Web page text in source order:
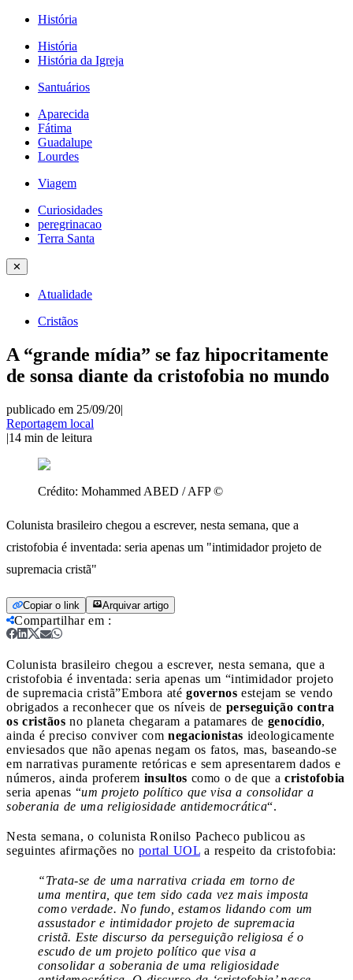
História
História
História da Igreja
Santuários
Aparecida
Fátima
Guadalupe
Lourdes
Viagem
Curiosidades
peregrinacao
Terra Santa
✕
Atualidade
Cristãos
A “grande mídia” se faz hipocritamente
de sonsa diante da cristofobia no mundo
publicado em 25/09/20|
Reportagem local
|14 min de leitura
Crédito: Mohammed ABED / AFP ©
Colunista brasileiro chegou a escrever, nesta semana, que a
cristofobia é inventada: seria apenas um "intimidador projeto de
supremacia cristã"
Copiar o link Arquivar artigo
Compartilhar em :
Colunista brasileiro chegou a escrever, nesta semana, que a
cristofobia é inventada: seria apenas um “intimidador projeto
de supremacia cristã”Embora até governos estejam se vendo
obrigados a reconhecer que os níveis de perseguição contra
os cristãos no planeta chegaram a patamares de genocídio,
ainda é preciso conviver com negacionistas ideologicamente
enviesados que não apenas negam os fatos, mas, baseando-se
em narrativas puramente retóricas e sem apresentarem dados e
números, ainda proferem insultos como o de que a cristofobia
seria apenas “um projeto político que visa a consolidar a
soberania de uma religiosidade antidemocrática“.
Nesta semana, o colunista Ronilso Pacheco publicou as
seguintes afirmações no portal UOL a respeito da cristofobia:
“Trata-se de uma narrativa criada em torno de
uma mentira, que tem sido cada vez mais imposta
como verdade. No fundo, estamos lidando com um
assustador e intimidador projeto de supremacia
cristã. Este discurso da perseguição religiosa é o
escudo de um projeto político que visa a
consolidar a soberania de uma religiosidade